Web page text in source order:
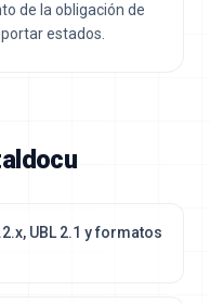
de la obligación de
estados.
UBL 2.1 y formatos